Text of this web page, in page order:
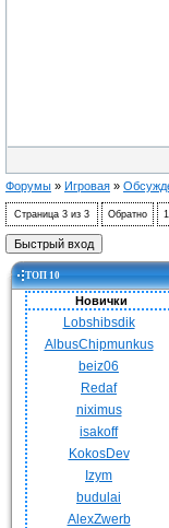
Форумы » Игровая »
Страница 3 из 3 Обратно 1
ТОП 10
Новички
Lobshibsdik
AlbusChipmunkus
beiz06
Redaf
niximus
isakoff
KokosDev
Izym
budulai
AlexZwerb